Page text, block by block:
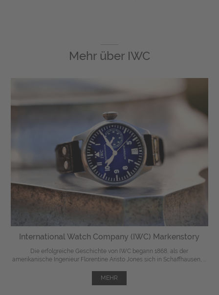
Mehr über IWC
International Watch Company (IWC) Markenstory
Die erfolgreiche Geschichte von IWC begann 1868, als der
amerikanische Ingenieur Florentine Aristo Jones sich in Schaffhausen, ...
MEHR